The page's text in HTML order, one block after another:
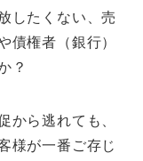
したくない、売
債権者（銀行）
？
から逃れても、
様が一番ご存じ